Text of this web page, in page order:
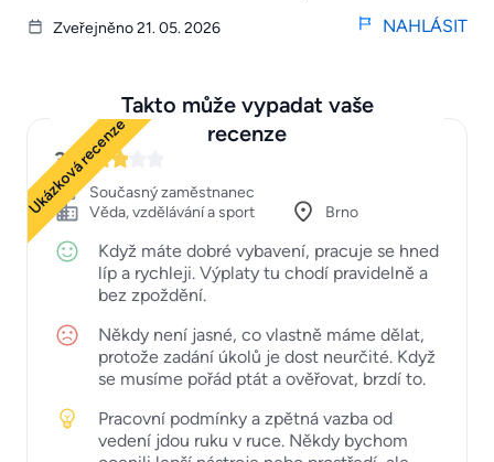
Zveřejněno 21. 05. 2026 NAHLÁSIT
Takto může vypadat vaše
recenze
Ukázková recenze
3
Současný zaměstnanec
Věda, vzdělávání a sport
Brno
Když máte dobré vybavení, pracuje se hned
líp a rychleji. Výplaty tu chodí pravidelně a
bez zpoždění.
Někdy není jasné, co vlastně máme dělat,
protože zadání úkolů je dost neurčité. Když
se musíme pořád ptát a ověřovat, brzdí to.
Pracovní podmínky a zpětná vazba od
vedení jdou ruku v ruce. Někdy bychom